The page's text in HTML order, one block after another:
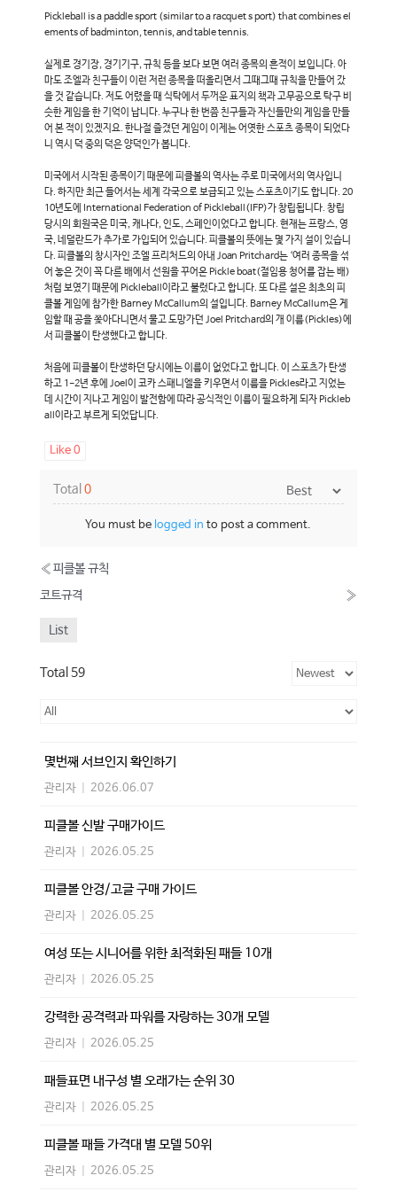
Pickleball is a paddle sport (similar to a racquet s port) that combines el
ements of badminton, tennis, and table tennis.
실제로 경기장, 경기기구, 규칙 등을 보다 보면 여러 종목의 흔적이 보입니다. 아
마도 조엘과 친구들이 이런 저런 종목을 떠올리면서 그때그때 규칙을 만들어 갔
을 것 같습니다. 저도 어렸을 때 식탁에서 두꺼운 표지의 책과 고무공으로 탁구 비
슷한 게임을 한 기억이 납니다. 누구나 한 번쯤 친구들과 자신들만의 게임을 만들
어 본 적이 있겠지요. 한나절 즐겼던 게임이 이제는 어엿한 스포츠 종목이 되었다
니 역시 덕 중의 덕은 양덕인가 봅니다.
미국에서 시작된 종목이기 때문에 피클볼의 역사는 주로 미국에서의 역사입니
다. 하지만 최근 들어서는 세계 각국으로 보급되고 있는 스포츠이기도 합니다. 20
10년도에 International Federation of Pickleball(IFP)가 창립됩니다. 창립
당시의 회원국은 미국, 캐나다, 인도, 스페인이었다고 합니다. 현재는 프랑스, 영
국, 네덜란드가 추가로 가입되어 있습니다. 피클볼의 뜻에는 몇 가지 설이 있습니
다. 피클볼의 창시자인 조엘 프리처드의 아내 Joan Pritchard는 ‘여러 종목을 섞
어 놓은 것이 꼭 다른 배에서 선원을 꾸어온 Pickle boat(절임용 청어를 잡는 배)
처럼 보였기 때문에 Pickleball이라고 불렀다고 합니다. 또 다른 설은 최초의 피
클볼 게임에 참가한 Barney McCallum의 설입니다. Barney McCallum은 게
임할 때 공을 쫒아다니면서 물고 도망가던 Joel Pritchard의 개 이름(Pickles)에
서 피클볼이 탄생했다고 합니다.
처음에 피클볼이 탄생하던 당시에는 이름이 없었다고 합니다. 이 스포츠가 탄생
하고 1-2년 후에 Joel이 코카 스패니엘을 키우면서 이름을 Pickles라고 지었는
데 시간이 지나고 게임이 발전함에 따라 공식적인 이름이 필요하게 되자 Pickleb
all이라고 부르게 되었답니다.
Like 0
Total 0
You must be logged in to post a comment.
« 피클볼 규칙
코트규격
»
List
Total 59
몇번째 서브인지 확인하기
관리자 2026.06.07
피클볼 신발 구매가이드
관리자 2026.05.25
피클볼 안경/고글 구매 가이드
관리자 2026.05.25
여성 또는 시니어를 위한 최적화된 패들 10개
관리자 2026.05.25
강력한 공격력과 파워를 자랑하는 30개 모델
관리자 2026.05.25
패들표면 내구성 별 오래가는 순위 30
관리자 2026.05.25
피클볼 패들 가격대 별 모델 50위
관리자 2026.05.25